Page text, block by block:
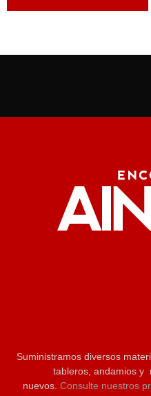
Suministramos diversos
tableros, andamios y
nuevos. Consulte nuestros